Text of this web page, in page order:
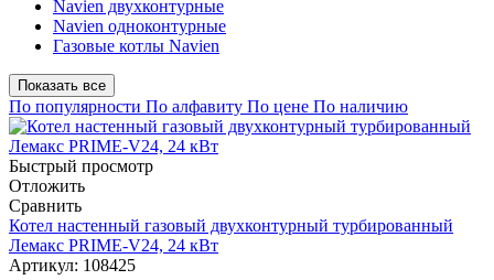
Navien двухконтурные
Navien одноконтурные
Газовые котлы Navien
Показать все
По популярности По алфавиту По цене По наличию
Быстрый просмотр
Отложить
Сравнить
Котел настенный газовый двухконтурный турбированный
Лемакс PRIME-V24, 24 кВт
Артикул: 108425